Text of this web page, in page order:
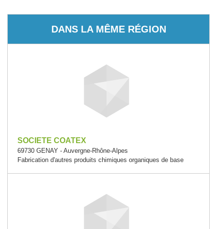
DANS LA MÊME RÉGION
SOCIETE COATEX
69730 GENAY - Auvergne-Rhône-Alpes
Fabrication d'autres produits chimiques organiques de base